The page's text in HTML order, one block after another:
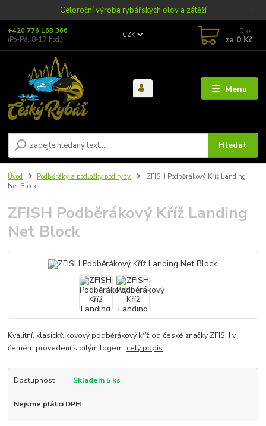
Celoroční výroba rybářských olov a zátěží
Menu
CZK
Hledat
+420 776 168 366
(Po-Pá, 8-17 hod.)
0 ks
za 0 Kč
Úvod Podběráky a podložky pod ryby
ZFISH Podběrákový Kříž Landing
Net Block
ZFISH Podběrákový Kříž Landing
Net Block
Kvalitní, klasický, kovový podběrákový kříž od české značky ZFISH v
černém provedení s bílým logem. celý popis
Dostupnost Skladem 5 ks
Nejsme plátci DPH